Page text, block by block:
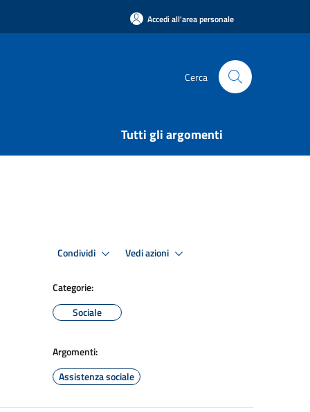
Accedi all'area personale
Cerca
Tutti gli argomenti
Condividi Vedi azioni
Categorie:
Sociale
Argomenti:
Assistenza sociale